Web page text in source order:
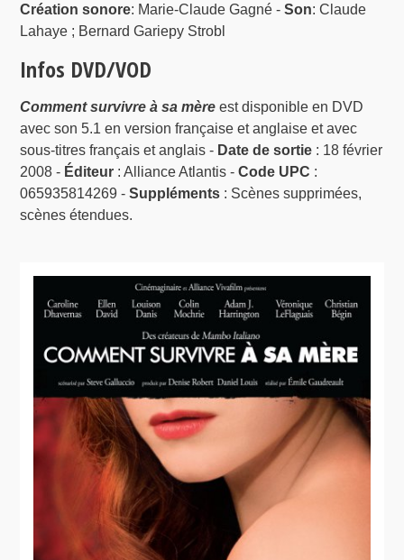
Création sonore: Marie-Claude Gagné -Son: Claude
Lahaye ; Bernard Gariepy Strobl
Infos DVD/VOD
Comment survivre à sa mère est disponible en DVD
avec son 5.1 en version française et anglaise et avec
sous-titres français et anglais - Date de sortie : 18 février
2008 - Éditeur : Alliance Atlantis -Code UPC :
065935814269 -Suppléments : Scènes supprimées,
scènes étendues.